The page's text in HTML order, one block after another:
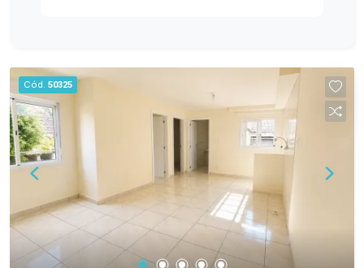
Duque de Caxias, com fácil acesso a
supermercados, escolas, farmácias, transporte
público e demais conveniências. Ideal para quem
busca segurança, boa localização e excelente
custo-benefício.
Cód. 50325